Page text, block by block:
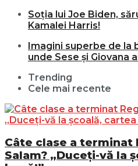
Soția lui Joe Biden,
Kamalei Harris!
Imagini superbe de la
unde Sese și Giovana
Trending
Cele mai recente
Câte clase a terminat
Salam? „Duceți-vă la